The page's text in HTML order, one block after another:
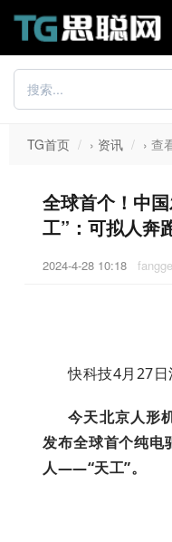
TG首页 › 资讯 › 查
全球首个！中
工”：可拟人奔
2024-4-28 10:18
快科技4月27日
今天北京人形
发布全球首个纯电
人——“天工”。